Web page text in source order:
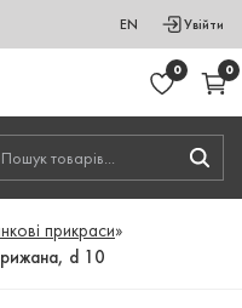
EN Увійти
0 0
прикраси»
d 10